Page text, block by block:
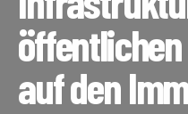
auf den